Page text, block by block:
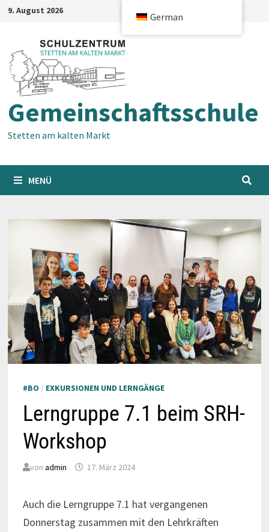
Zum9. August 2026
Gemeinschaftsschule
Stetten am kalten Markt
MENÜ
#BO / EXKURSIONEN UND LERNGÄNGE
Lerngruppe 7.1 beim SRH-
Workshop
von admin 17. März 2024
Auch die Lerngruppe 7.1 hat vergangenen
Donnerstag zusammen mit den Lehrkräften
German